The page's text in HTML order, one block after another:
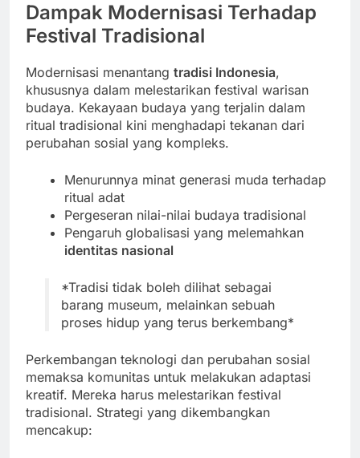
Dampak Modernisasi Terhadap
Festival Tradisional
Modernisasi menantang tradisi Indonesia,
khususnya dalam melestarikan festival warisan
budaya. Kekayaan budaya yang terjalin dalam
ritual tradisional kini menghadapi tekanan dari
perubahan sosial yang kompleks.
Menurunnya minat generasi muda terhadap
ritual adat
Pergeseran nilai-nilai budaya tradisional
Pengaruh globalisasi yang melemahkan
identitas nasional
*Tradisi tidak boleh dilihat sebagai
barang museum, melainkan sebuah
proses hidup yang terus berkembang*
Perkembangan teknologi dan perubahan sosial
memaksa komunitas untuk melakukan adaptasi
kreatif. Mereka harus melestarikan festival
tradisional. Strategi yang dikembangkan
mencakup: